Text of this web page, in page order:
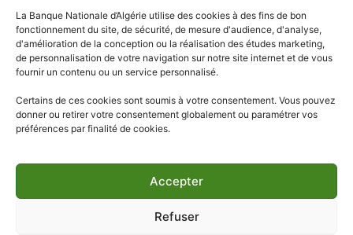
La Banque Nationale d’Algérie utilise des cookies à des fins de bon
fonctionnement du site, de sécurité, de mesure d'audience, d'analyse,
d'amélioration de la conception ou la réalisation des études marketing,
de personnalisation de votre navigation sur notre site internet et de vous
fournir un contenu ou un service personnalisé.
Certains de ces cookies sont soumis à votre consentement. Vous pouvez
donner ou retirer votre consentement globalement ou paramétrer vos
préférences par finalité de cookies.
Accepter
Refuser
Direction Générale :
Adresse : Quartier d’Affaires Bab Ezzouar
Centre de Relation Client :
Adresse : Quartier d’Affaires Bab Ezzouar
Centre d’appel :3306